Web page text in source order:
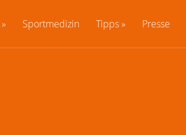
Sportmedizin Tipps Presse